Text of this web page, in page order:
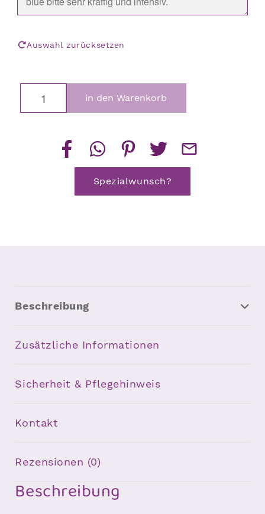
Auswahl zurücksetzen
Blumenwichtelin den Warenkorb
Spezialwunsch?
Beschreibung
Zusätzliche Informationen
Sicherheit & Pflegehinweis
Kontakt
Rezensionen (0)
Beschreibung